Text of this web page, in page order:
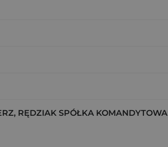
RĘDZIAK SPÓŁKA KOMANDYTOWA